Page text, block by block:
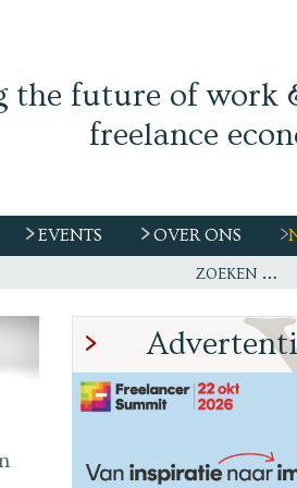
the future of work
freelance
EVENTS OVER ONS